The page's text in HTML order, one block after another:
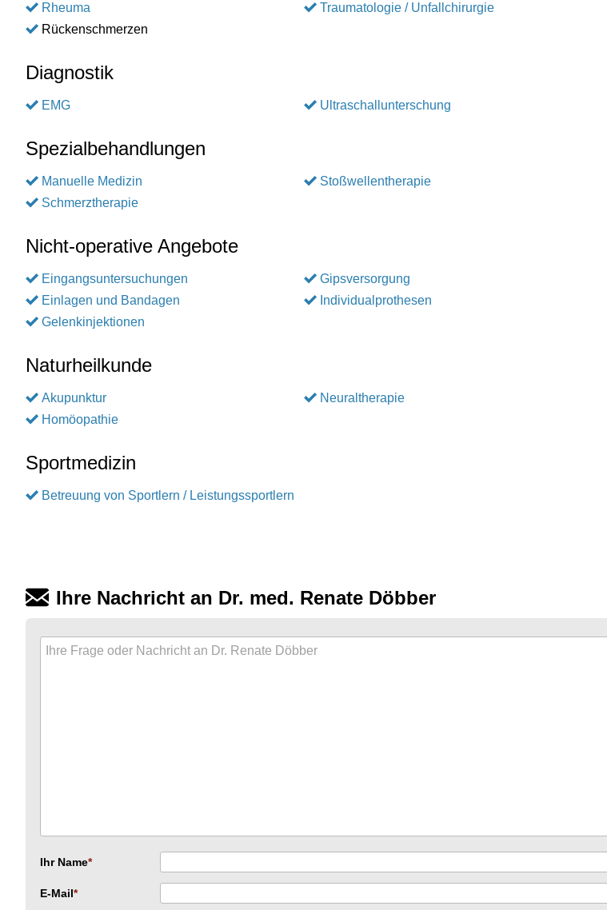
Rheuma
Rückenschmerzen
Traumatologie / Unfallchirurgie
Diagnostik
EMG Ultraschallunterschung
Spezialbehandlungen
Manuelle Medizin
Schmerztherapie
Stoßwellentherapie
Nicht-operative Angebote
Eingangsuntersuchungen
Einlagen und Bandagen
Gelenkinjektionen
Gipsversorgung
Individualprothesen
Naturheilkunde
Akupunktur
Homöopathie
Neuraltherapie
Sportmedizin
Betreuung von Sportlern / Leistungssportlern
Ihre Nachricht an Dr. med. Renate Döbber
Ihr Name
E-Mail